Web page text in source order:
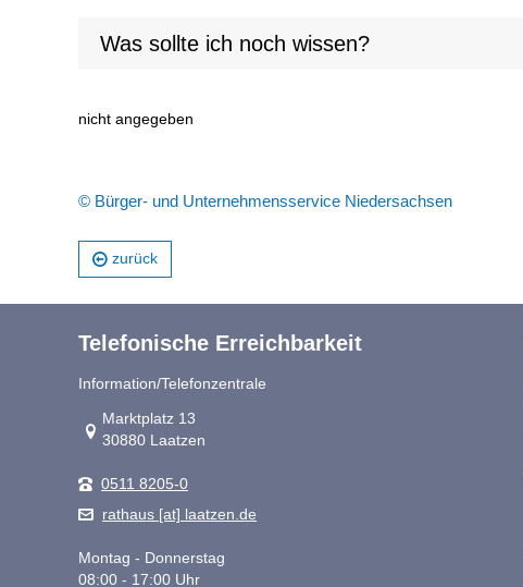
Was sollte ich noch wissen?
nicht angegeben
© Bürger- und Unternehmensservice Niedersachsen
zurück
Telefonische Erreichbarkeit
Information/Telefonzentrale
Link zur Google-Maps Navigation
Marktplatz 13
30880 Laatzen
0511 8205-0
rathaus [at] laatzen.de
Montag - Donnerstag
08:00 - 17:00 Uhr